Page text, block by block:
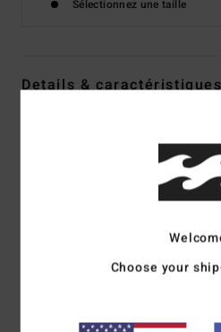
Sélectionnez une taille
Details &
Code
molleton gratté
Choose your